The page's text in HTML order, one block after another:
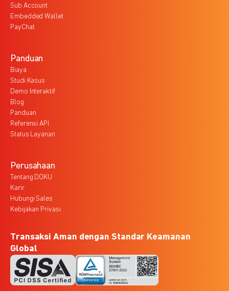
Sub Account
Embedded Wallet
PayChat
Panduan
Biaya
Studi Kasus
Demo Interaktif
Blog
Panduan
Referensi API
Status Layanan
Perusahaan
Tentang DOKU
Karir
Hubungi Sales
Kebijakan Privasi
Transaksi Aman dengan Standar Keamanan
Global